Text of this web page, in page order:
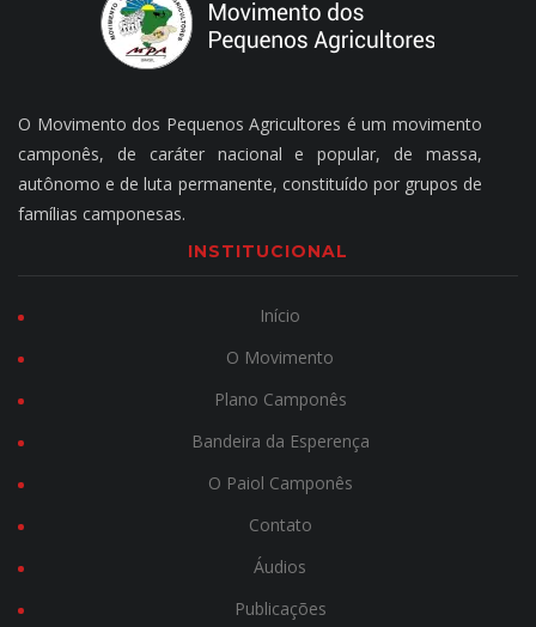
O Movimento dos Pequenos Agricultores é um movimento
camponês, de caráter nacional e popular, de massa,
autônomo e de luta permanente, constituído por grupos de
famílias camponesas.
INSTITUCIONAL
Início
O Movimento
Plano Camponês
Bandeira da Esperença
O Paiol Camponês
Contato
Áudios
Publicações